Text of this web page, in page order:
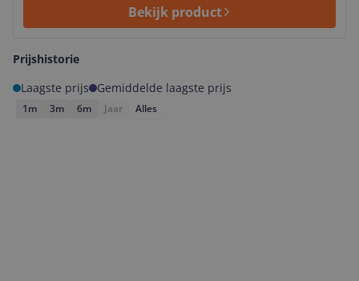
Bekijk product
Prijshistorie
Laagste prijs
Gemiddelde laagste prijs
1m 3m 6m Jaar Alles